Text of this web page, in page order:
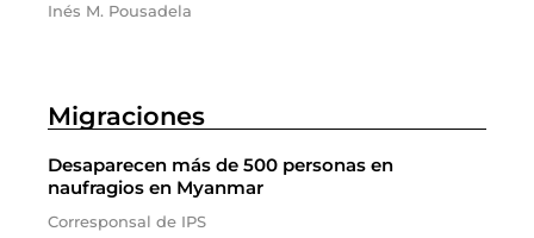
Inés M. Pousadela
Migraciones
Desaparecen más de 500 personas en
naufragios en Myanmar
Corresponsal de IPS